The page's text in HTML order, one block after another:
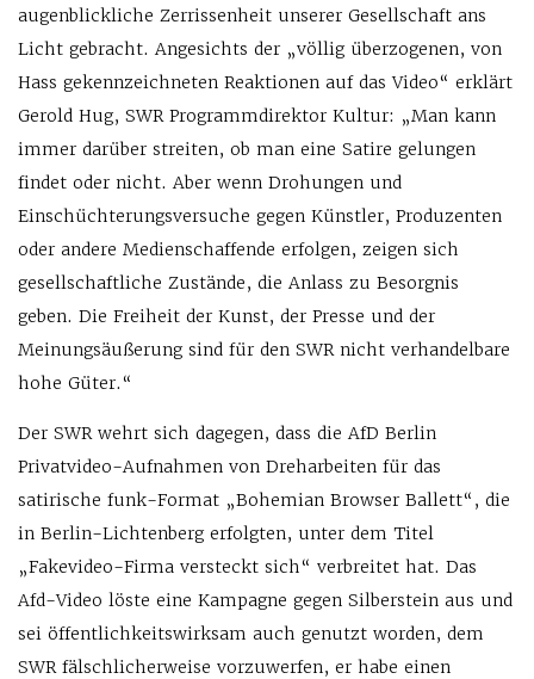
augenblickliche Zerrissenheit unserer Gesellschaft ans
Licht gebracht. Angesichts der „völlig überzogenen, von
Hass gekennzeichneten Reaktionen auf das Video“ erklärt
Gerold Hug, SWR Programmdirektor Kultur: „Man kann
immer darüber streiten, ob man eine Satire gelungen
findet oder nicht. Aber wenn Drohungen und
Einschüchterungsversuche gegen Künstler, Produzenten
oder andere Medienschaffende erfolgen, zeigen sich
gesellschaftliche Zustände, die Anlass zu Besorgnis
geben. Die Freiheit der Kunst, der Presse und der
Meinungsäußerung sind für den SWR nicht verhandelbare
hohe Güter.“
Der SWR wehrt sich dagegen, dass die AfD Berlin
Privatvideo-Aufnahmen von Dreharbeiten für das
satirische funk-Format „Bohemian Browser Ballett“, die
in Berlin-Lichtenberg erfolgten, unter dem Titel
„Fakevideo-Firma versteckt sich“ verbreitet hat. Das
Afd-Video löste eine Kampagne gegen Silberstein aus und
sei öffentlichkeitswirksam auch genutzt worden, dem
SWR fälschlicherweise vorzuwerfen, er habe einen